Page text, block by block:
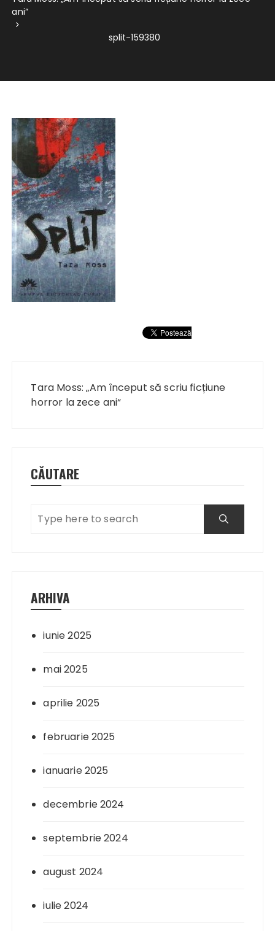
ani“
split-159380
articole
Tara Moss: „Am început să scriu ficțiune
horror la zece ani“
CĂUTARE
ARHIVA
iunie 2025
mai 2025
aprilie 2025
februarie 2025
ianuarie 2025
decembrie 2024
septembrie 2024
august 2024
iulie 2024